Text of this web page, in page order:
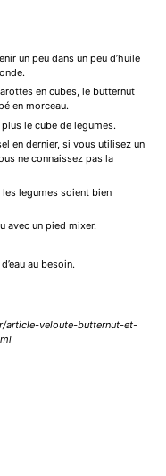
un peu dans un peu d’huile
en cubes, le butternut
en morceau.
le cube de legumes.
en dernier, si vous utilisez un
ne connaissez pas la
les legumes soient bien
avec un pied mixer.
au besoin.
article-veloute-butternut-et-